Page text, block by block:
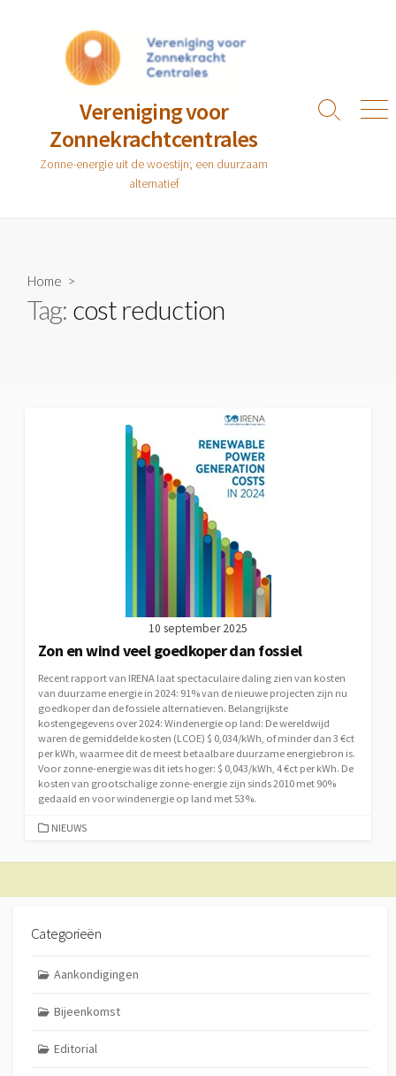
Vereniging voor
Zonnekrachtcentrales
Zonne-energie uit de woestijn; een duurzaam
alternatief
Zoeken
Home >
Tag: cost reduction
10 september 2025
Zon en wind veel goedkoper dan fossiel
Recent rapport van IRENA laat spectaculaire daling zien van kosten
van duurzame energie in 2024: 91% van de nieuwe projecten zijn nu
goedkoper dan de fossiele alternatieven. Belangrijkste
kostengegevens over 2024: Windenergie op land: De wereldwijd
waren de gemiddelde kosten (LCOE) $ 0,034/kWh, of minder dan 3 €ct
per kWh, waarmee dit de meest betaalbare duurzame energiebron is.
Voor zonne-energie was dit iets hoger: $ 0,043/kWh, 4 €ct per kWh. De
kosten van grootschalige zonne-energie zijn sinds 2010 met 90%
gedaald en voor windenergie op land met 53%.
CATEGORIEËN
NIEUWS
Categorieën
Aankondigingen
Bijeenkomst
Editorial